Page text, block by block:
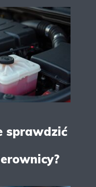
sprawdzić